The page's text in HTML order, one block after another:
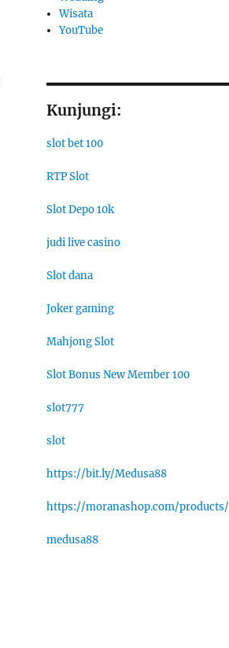
Wisata
YouTube
Kunjungi:
slot bet 100
RTP Slot
Slot Depo 10k
judi live casino
Slot dana
Joker gaming
Mahjong Slot
Slot Bonus New Member 100
slot777
slot
https://bit.ly/Medusa88
https://moranashop.com/products/
medusa88